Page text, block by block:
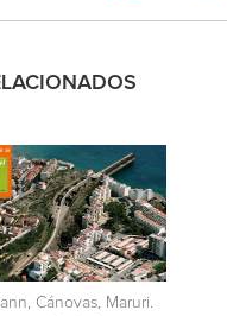
Cánovas, Maruri.